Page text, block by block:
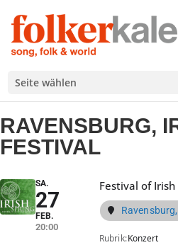
Seite wählen
RAVENSBURG,
FESTIVAL
SA.
27
FEB.
20:00
Festival of
Rubrik Konzert